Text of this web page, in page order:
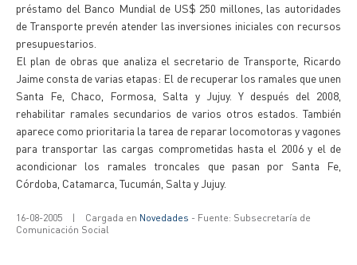
préstamo del Banco Mundial de US$ 250 millones, las autoridades
de Transporte prevén atender las inversiones iniciales con recursos
presupuestarios.
El plan de obras que analiza el secretario de Transporte, Ricardo
Jaime consta de varias etapas: El de recuperar los ramales que unen
Santa Fe, Chaco, Formosa, Salta y Jujuy. Y después del 2008,
rehabilitar ramales secundarios de varios otros estados. También
aparece como prioritaria la tarea de reparar locomotoras y vagones
para transportar las cargas comprometidas hasta el 2006 y el de
acondicionar los ramales troncales que pasan por Santa Fe,
Córdoba, Catamarca, Tucumán, Salta y Jujuy.
16-08-2005 | Cargada en Novedades - Fuente: Subsecretaría de
Comunicación Social